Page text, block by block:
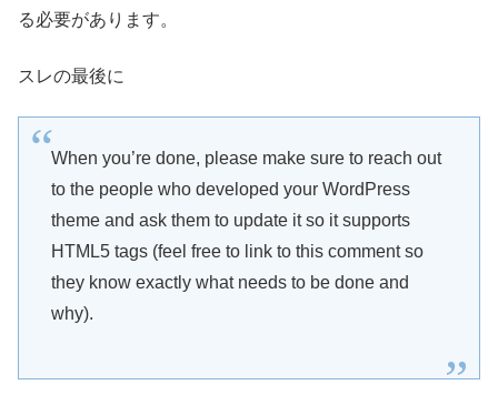
る必要があります。
スレの最後に
When you’re done, please make sure to reach out
to the people who developed your WordPress
theme and ask them to update it so it supports
HTML5 tags (feel free to link to this comment so
they know exactly what needs to be done and
why).